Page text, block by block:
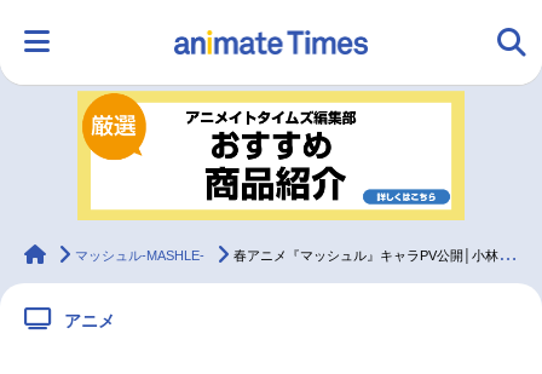
ランキング アニメ
ラジオ みんなの声 映画
animateTimes
マッシュル-MASHLE- 春アニメ『マッシュル』キャラPV公開│小林千晃ら出演イベント開催
アニメ